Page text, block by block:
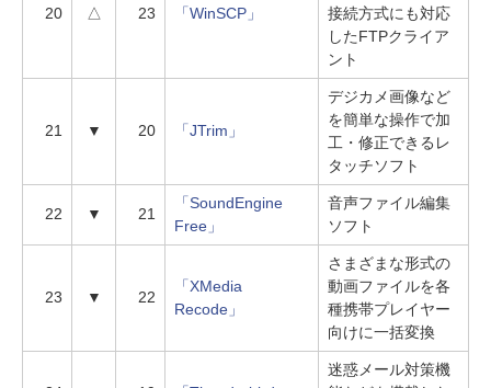
20 △ 23 「WinSCP」
接続方式にも対応
したFTPクライア
ント
21 ▼ 20 「JTrim」
デジカメ画像など
を簡単な操作で加
工・修正できるレ
タッチソフト
22 ▼ 21
「SoundEngine
Free」
音声ファイル編集
ソフト
23 ▼ 22
「XMedia
Recode」
さまざまな形式の
動画ファイルを各
種携帯プレイヤー
向けに一括変換
迷惑メール対策機